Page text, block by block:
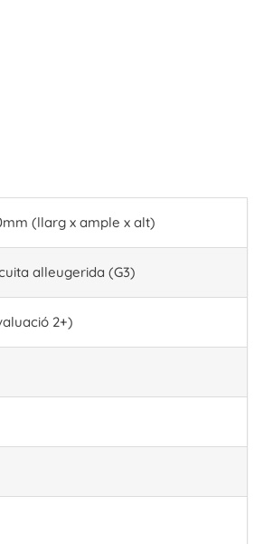
(llarg x ample x alt)
alleugerida (G3)
2+)